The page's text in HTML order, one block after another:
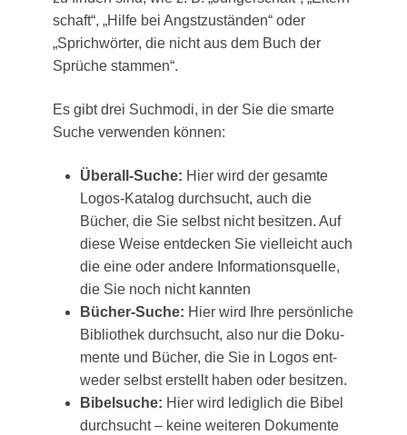
schaft“, „Hil­fe bei Angst­zu­stän­den“ oder
„Sprich­wör­ter, die nicht aus dem Buch der
Sprü­che stammen“.
Es gibt drei Such­mo­di, in der Sie die smar­te
Suche ver­wen­den können:
Über­all-Suche: Hier wird der gesam­te
Logos-Kata­log durch­sucht, auch die
Bücher, die Sie selbst nicht besit­zen. Auf
die­se Wei­se ent­de­cken Sie viel­leicht auch
die eine oder ande­re Infor­ma­ti­ons­quel­le,
die Sie noch nicht kannten
Bücher-Suche: Hier wird Ihre per­sön­li­che
Biblio­thek durch­sucht, also nur die Doku­
men­te und Bücher, die Sie in Logos ent­
we­der selbst erstellt haben oder besitzen.
Bibel­su­che: Hier wird ledig­lich die Bibel
durch­sucht – kei­ne wei­te­ren Doku­men­te